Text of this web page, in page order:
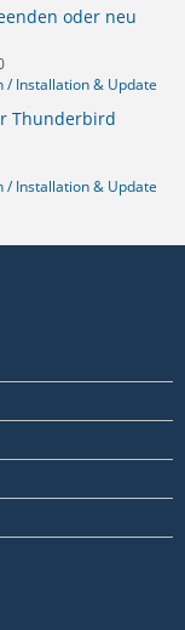
oder neu
/ Installation & Update
Thunderbird
/ Installation & Update